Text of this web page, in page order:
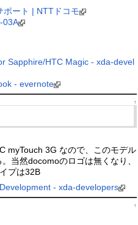
ポート | NTTドコモ
03A
Sapphire/HTC Magic - xda-devel
- evernote
↑
myTouch 3G なので、このモデル
当然docomoのロゴは無くなり、
プは32B
- xda-developers
↑